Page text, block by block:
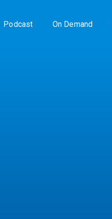
Podcast On Demand